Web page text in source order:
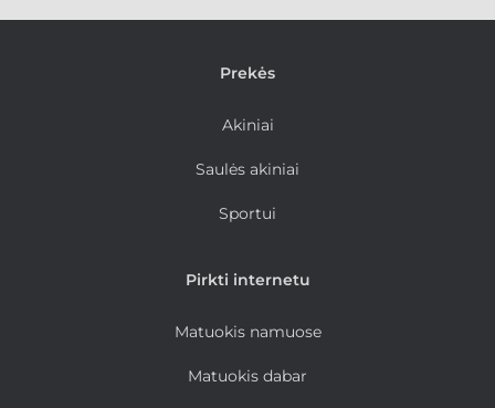
Prekės
Akiniai
Saulės akiniai
Sportui
Pirkti internetu
Matuokis namuose
Matuokis dabar